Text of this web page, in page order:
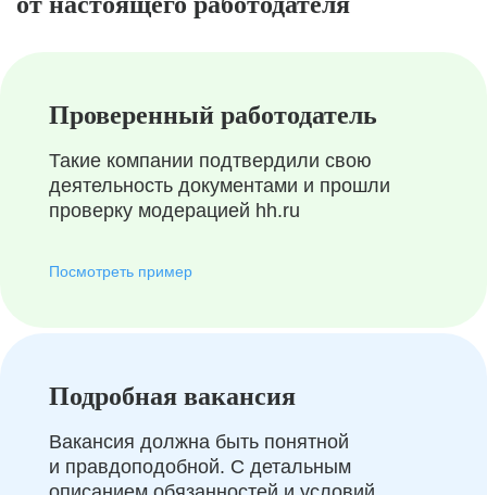
Проверенный работодатель
Такие компании подтвердили свою
деятельность документами и прошли
проверку модерацией hh.ru
Посмотреть пример
Подробная вакансия
Вакансия должна быть понятной
и правдоподобной. С детальным